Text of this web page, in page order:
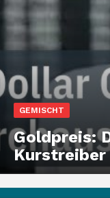
GEMISCHT
Goldpreis:
Kurstreiber